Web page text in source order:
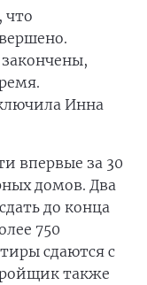
что
Инна
впервые за 30
домов. Два
до конца
750
сдаются с
также